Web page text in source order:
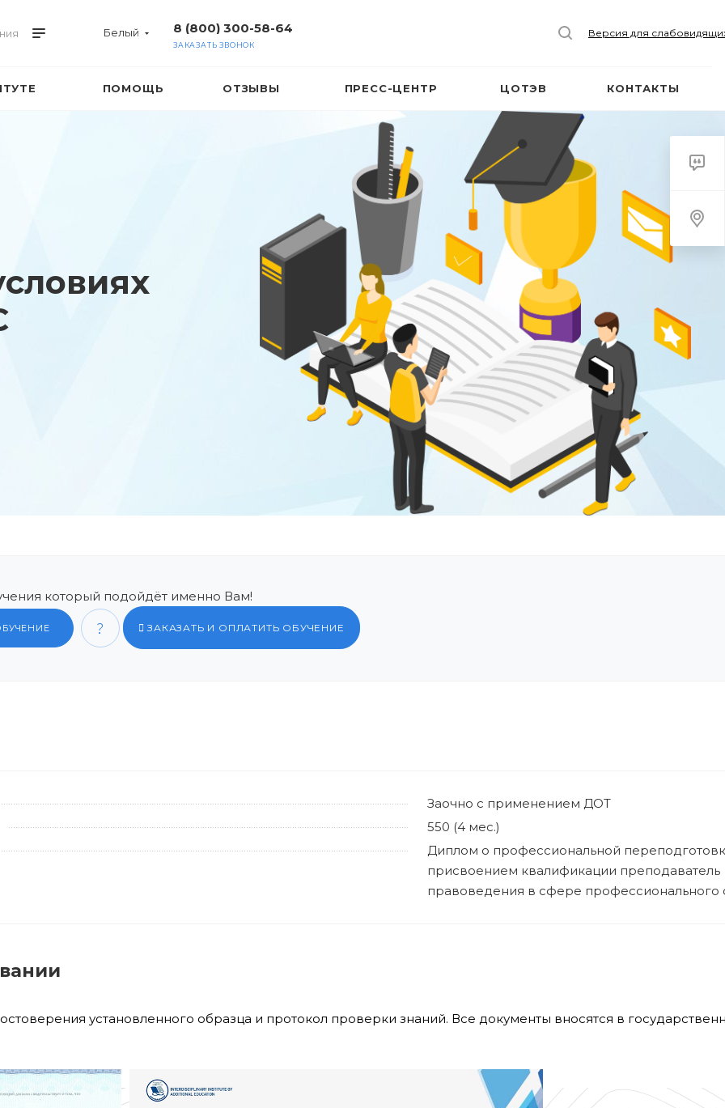
Белый 8 (800) 300-58-64
ЗАКАЗАТЬ ЗВОНОК
Версия для
ПОМОЩЬ ОТЗЫВЫ ПРЕСС-ЦЕНТР ЦОТЭВ КОНТАКТЫ
который подойдёт именно Вам!
ЗАКАЗАТЬ И ОПЛАТИТЬ ОБУЧЕНИЕ
Заочно с применением ДОТ
550 (4 мес.)
Диплом о профессиональной
присвоением квалификации преподаватель
правоведения в сфере профессионального
установленного образца и протокол проверки знаний. Все документы вносятся в